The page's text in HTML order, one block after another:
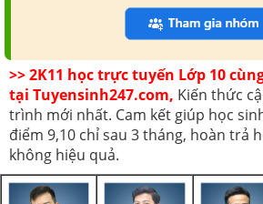
>> 2K11 học trực tuyến Lớp 10
tại Tuyensinh247.com, Kiến thức
trình mới nhất. Cam kết giúp học
điểm 9,10 chỉ sau 3 tháng, hoàn trả
không hiệu quả.